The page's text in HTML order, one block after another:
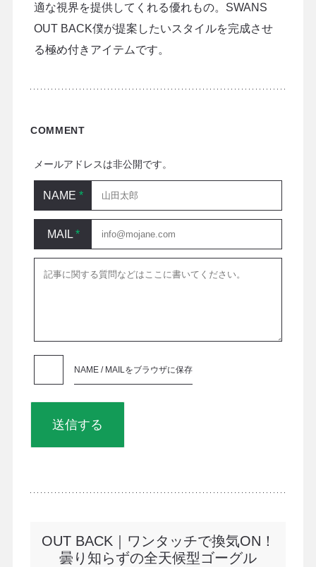
適な視界を提供してくれる優れもの。SWANS
OUT BACK僕が提案したいスタイルを完成させ
る極め付きアイテムです。
COMMENT
メールアドレスは非公開です。
NAME*
MAIL *
NAME / MAILをブラウザに保存
OUT BACK｜ワンタッチで換気ON！
曇り知らずの全天候型ゴーグル